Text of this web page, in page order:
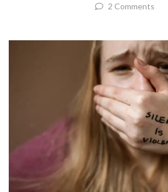
2 Comments